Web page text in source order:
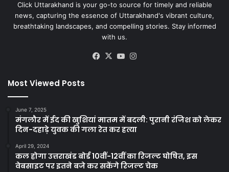
Click Uttarakhand is your go-to source for timely and reliable
news, capturing the essence of Uttarakhand's vibrant culture,
breathtaking landscapes, and compelling stories. Stay informed
with us.
Facebook
X YouTube
Most Viewed Posts
June 7, 2025
मंगलौर में ईद की खुशियां मातम में बदली: पुरानी रंजिश को लेकर
दिन-दहाड़े युवक की गला रेत कर हत्या
April 29, 2024
कल होगा उत्तराखंड बोर्ड 10वीं-12वीं का रिजल्ट घोषित, इस
वेबसाइट पर इतने बजे कर सकेंगे रिजल्ट चेक